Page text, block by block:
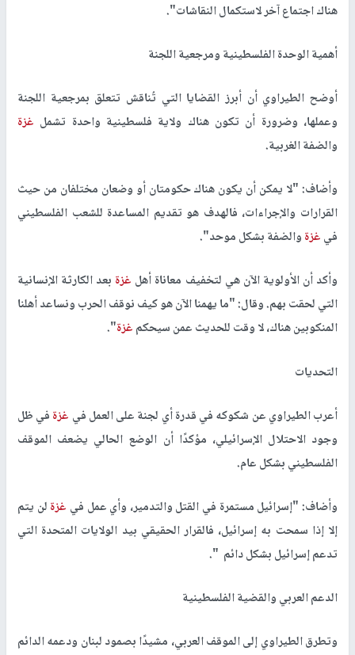
هناك اجتماع آخر لاستكمال النقاشات."
أهمية الوحدة الفلسطينية ومرجعية اللجنة
أوضح الطيراوي أن أبرز القضايا التي تُناقش تتعلق بمرجعية اللجنة
وعملها، وضرورة أن تكون هناك ولاية فلسطينية واحدة تشمل غزة
والضفة الغربية.
وأضاف: "لا يمكن أن يكون هناك حكومتان أو وضعان مختلفان من حيث
القرارات والإجراءات، فالهدف هو تقديم المساعدة للشعب الفلسطيني
فيغزةوالضفة بشكل موحد."
وأكد أن الأولوية الآن هي لتخفيف معاناة أهل غزة بعد الكارثة الإنسانية
التي لحقت بهم. وقال: "ما يهمنا الآن هو كيف نوقف الحرب ونساعد أهلنا
المنكوبين هناك، لا وقت للحديث عمن سيحكمغزة."
التحديات
أعرب الطيراوي عن شكوكه في قدرة أي لجنة على العمل في غزةفي ظل
وجود الاحتلال الإسرائيلي، مؤكدًا أن الوضع الحالي يضعف الموقف
الفلسطيني بشكل عام.
وأضاف: "إسرائيل مستمرة في القتل والتدمير، وأي عمل في غزةلن يتم
إلا إذا سمحت به إسرائيل، فالقرار الحقيقي بيد الولايات المتحدة التي
تدعم إسرائيل بشكل دائم ."
الدعم العربي والقضية الفلسطينية
وتطرق الطيراوي إلى الموقف العربي، مشيدًا بصمود لبنان ودعمه الدائم